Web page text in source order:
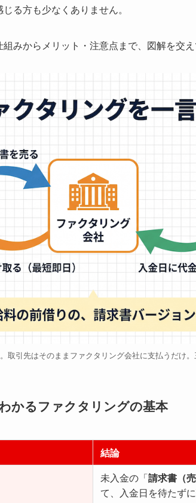
る方も少なくありません。
みからメリット・注意点まで、図解を交え
取引先はそのままファクタリング会社に支払うだけ。
かるファクタリングの基本
結論
未入金の「請求書（売
て、入金日を待たず